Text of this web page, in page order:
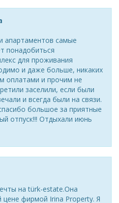
апартаментов самые
понадобиться
для проживания
и даже больше, никаких
оплатами и прочим не
заселили, если были
и всегда были на связи.
большое за приятные
отпуск!!! Отдыхали июнь
на türk-estate.Она
цене фирмой Irina Property. Я